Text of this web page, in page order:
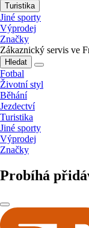
Turistika
Jiné sporty
Výprodej
Značky
Zákaznický servis ve
Hledat
Fotbal
Životní styl
Běhání
Jezdectví
Turistika
Jiné sporty
Výprodej
Značky
Probíhá